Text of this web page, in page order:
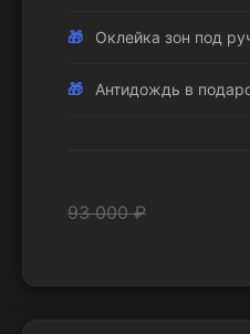
Оклейка зон под
Антидождь в
93 000 ₽